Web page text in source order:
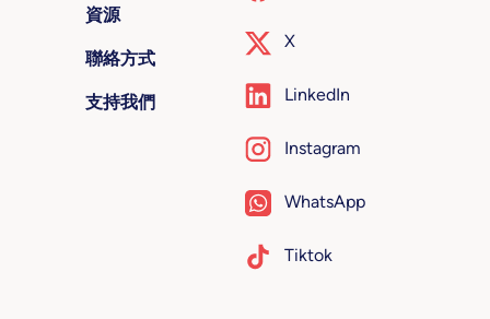
資源
聯絡方式
支持我們
X
LinkedIn
Instagram
WhatsApp
Tiktok